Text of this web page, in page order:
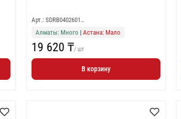
Арт.: SDRB0402601…
Алматы: Много |Астана: Мало
19 620 ₸/ шт
В корзину